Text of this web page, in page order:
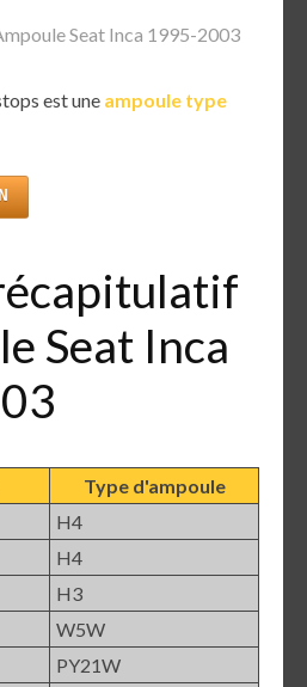
Seat Inca 1995-2003
est une ampoule type
Seat Inca
Type d'ampoule
H4
H4
H3
W5W
PY21W